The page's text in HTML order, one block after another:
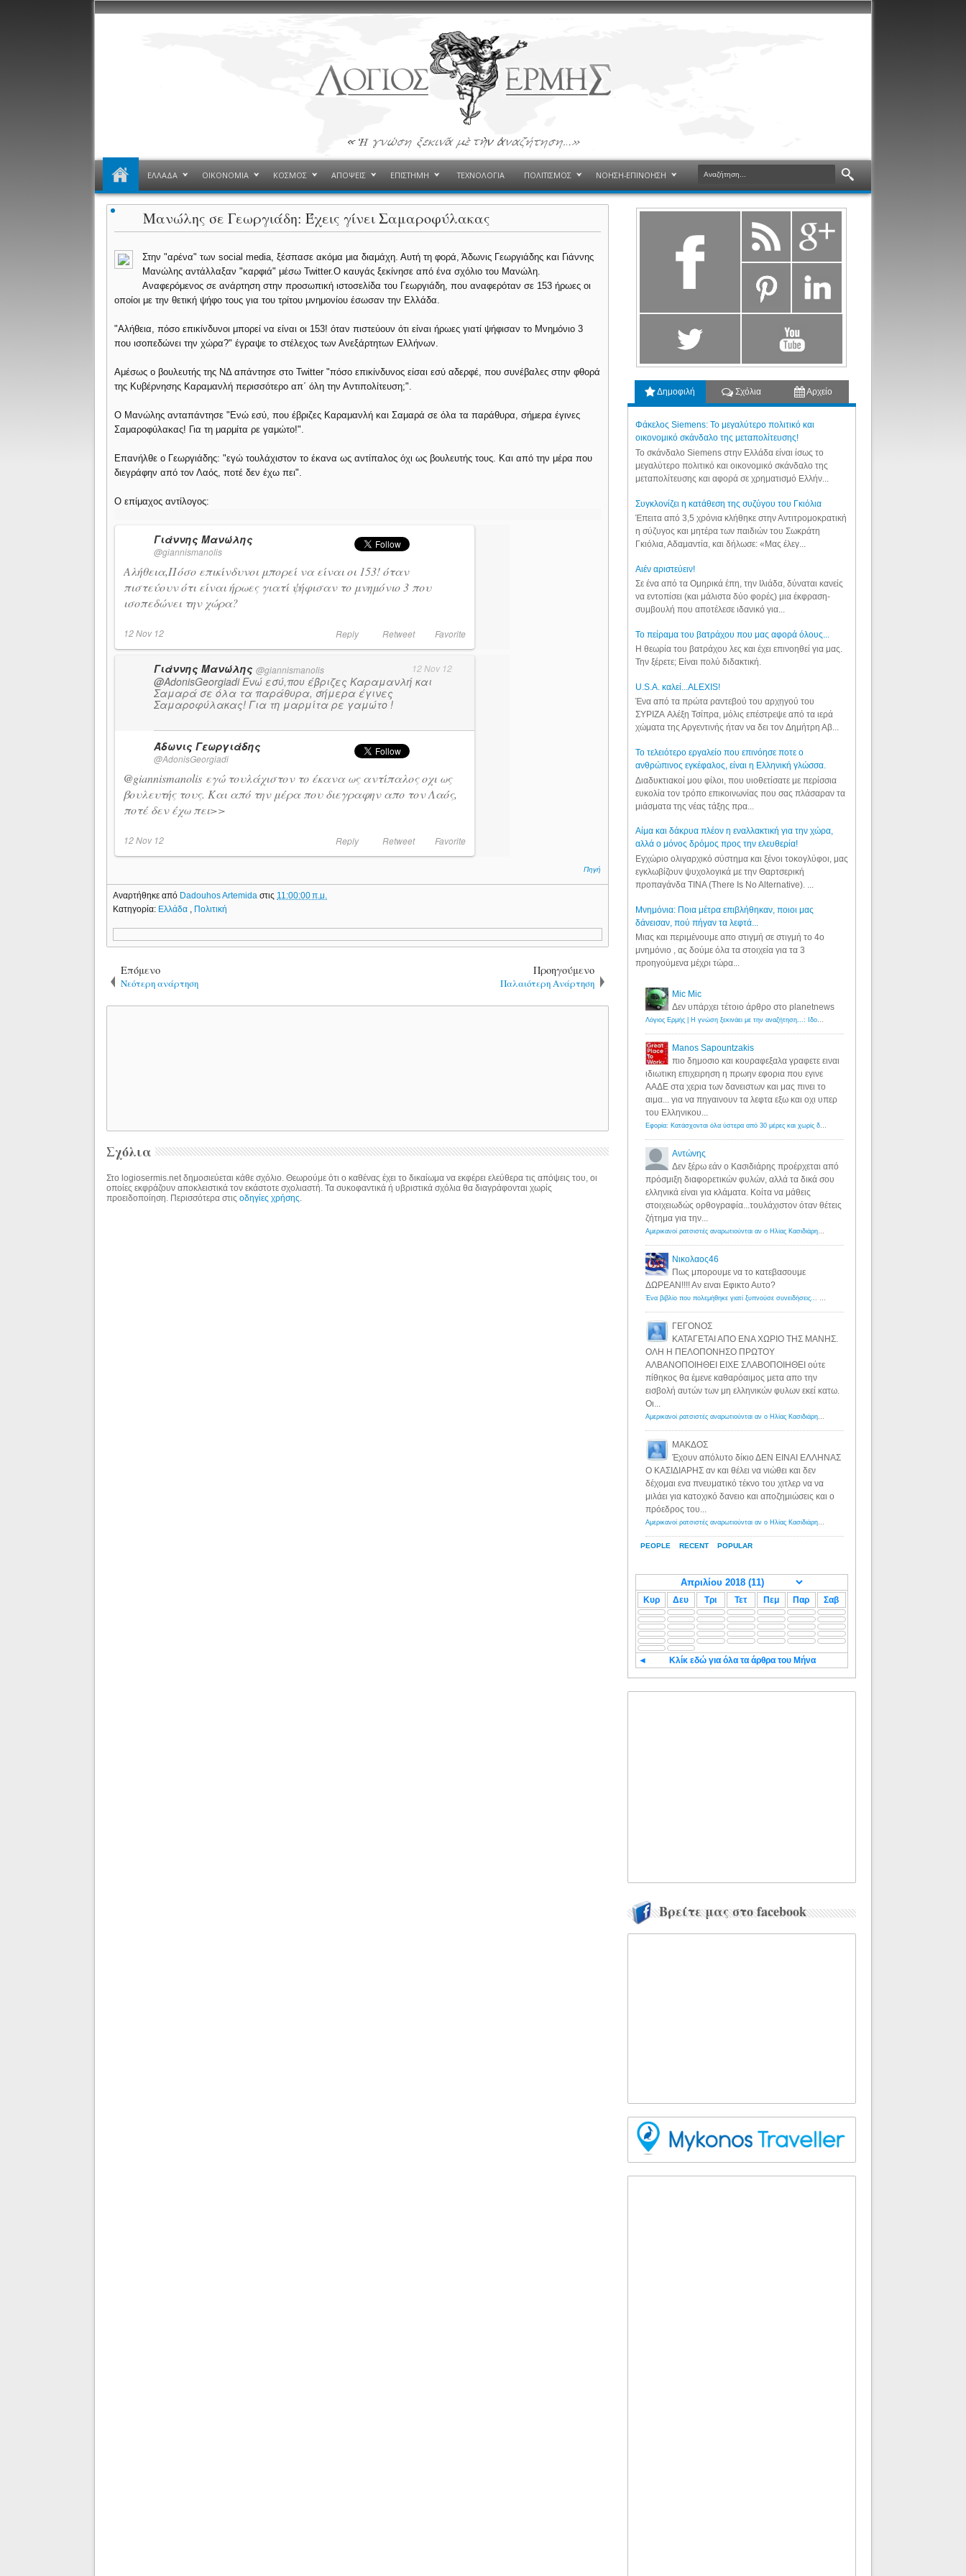
ΕΛΛΑΔΑ ΟΙΚΟΝΟΜΙΑ ΚΟΣΜΟΣ ΑΠΟΨΕΙΣ ΕΠΙΣΤΗΜΗ ΤΕΧΝΟΛΟΓΙΑ ΠΟΛΙΤΙΣΜΟΣ ΝΟΗΣΗ-ΕΠΙΝΟΗΣΗ
Μανώλης σε Γεωργιάδη: Έχεις γίνει Σαμαροφύλακας
Στην "αρένα" των social media, ξέσπασε ακόμα μια διαμάχη. Αυτή τη φορά, Άδωνις Γεωργιάδης και Γιάννης
Μανώλης αντάλλαξαν "καρφιά" μέσω Twitter.Ο καυγάς ξεκίνησε από ένα σχόλιο του Μανώλη.
Αναφερόμενος σε ανάρτηση στην προσωπική ιστοσελίδα του Γεωργιάδη, που αναφερόταν σε 153 ήρωες οι
οποίοι με την θετική ψήφο τους για του τρίτου μνημονίου έσωσαν την Ελλάδα.
"Αλήθεια, πόσο επικίνδυνοι μπορεί να είναι οι 153! όταν πιστεύουν ότι είναι ήρωες γιατί ψήφισαν το Μνημόνιο 3
που ισοπεδώνει την χώρα?" έγραψε το στέλεχος των Ανεξάρτητων Ελλήνων.
Αμέσως ο βουλευτής της ΝΔ απάντησε στο Twitter "πόσο επικίνδυνος είσαι εσύ αδερφέ, που συνέβαλες στην φθορά
της Κυβέρνησης Καραμανλή περισσότερο απ΄ όλη την Αντιπολίτευση;".
Ο Μανώλης ανταπάντησε "Ενώ εσύ, που έβριζες Καραμανλή και Σαμαρά σε όλα τα παράθυρα, σήμερα έγινες
Σαμαροφύλακας! Για τη μαρμίτα ρε γαμώτο!".
Επανήλθε ο Γεωργιάδης: "εγώ τουλάχιστον το έκανα ως αντίπαλος όχι ως βουλευτής τους. Και από την μέρα που
διεγράφην από τον Λαός, ποτέ δεν έχω πει".
Ο επίμαχος αντίλογος:
Γιάννης Μανώλης
@giannismanolis
Αλήθεια,Πόσο επικίνδυνοι μπορεί να είναι οι 153! όταν
πιστεύουν ότι είναι ήρωες γιατί ψήφισαν το μνημόνιο 3 που
ισοπεδώνει την χώρα?
12 Nov 12 Reply Retweet Favorite
Γιάννης Μανώλης @giannismanolis 12 Nov 12
@AdonisGeorgiadiΕνώ εσύ,που έβριζες Καραμανλή και
Σαμαρά σε όλα τα παράθυρα, σήμερα έγινες
Σαμαροφύλακας! Για τη μαρμίτα ρε γαμώτο !
Άδωνις Γεωργιάδης
@AdonisGeorgiadi
@giannismanolis εγώ τουλάχιστον το έκανα ως αντίπαλος οχι ως
βουλευτής τους. Και από την μέρα που διεγραφην απο τον Λαός,
ποτέ δεν έχω πει>>
12 Nov 12 Reply Retweet Favorite
Πηγή
Αναρτήθηκε από Dadouhos Artemidaστις 11:00:00 π.μ.
Κατηγορία: Ελλάδα Πολιτική
Επόμενο
Νεότερη ανάρτηση
Προηγούμενο
Παλαιότερη Ανάρτηση
Σχόλια
Στο logiosermis.net δημοσιεύεται κάθε σχόλιο. Θεωρούμε ότι ο καθένας έχει το δικαίωμα να εκφέρει ελεύθερα τις απόψεις του, οι
οποίες εκφράζουν αποκλειστικά τον εκάστοτε σχολιαστή. Τα συκοφαντικά ή υβριστικά σχόλια θα διαγράφονται χωρίς
προειδοποίηση. Περισσότερα στιςοδηγίες χρήσης
Δημοφιλή Σχόλια Αρχείο
Φάκελος Siemens: Το μεγαλύτερο πολιτικό και
οικονομικό σκάνδαλο της μεταπολίτευσης!
Το σκάνδαλο Siemens στην Ελλάδα είναι ίσως το
μεγαλύτερο πολιτικό και οικονομικό σκάνδαλο της
μεταπολίτευσης και αφορά σε χρηματισμό Ελλήν...
Συγκλονίζει η κατάθεση της συζύγου του Γκιόλια
Έπειτα από 3,5 χρόνια κλήθηκε στην Αντιτρομοκρατική
η σύζυγος και μητέρα των παιδιών του Σωκράτη
Γκιόλια, Αδαμαντία, και δήλωσε: «Μας έλεγ...
Aιέν αριστεύειν!
Σε ένα από τα Ομηρικά έπη, την Ιλιάδα, δύναται κανείς
να εντοπίσει (και μάλιστα δύο φορές) μια έκφραση-
συμβουλή που αποτέλεσε ιδανικό για...
Το πείραμα του βατράχου που μας αφορά όλους...
Η θεωρία του βατράχου λες και έχει επινοηθεί για μας.
Την ξέρετε; Είναι πολύ διδακτική.
U.S.A. καλεί...ALEXIS!
Ένα από τα πρώτα ραντεβού του αρχηγού του
ΣΥΡΙΖΑ Αλέξη Τσίπρα, μόλις επέστρεψε από τα ιερά
χώματα της Αργεντινής ήταν να δει τον Δημήτρη Αβ...
Το τελειότερο εργαλείο που επινόησε ποτε ο
ανθρώπινος εγκέφαλος, είναι η Ελληνική γλώσσα.
Διαδυκτιακοί μου φίλοι, που υιοθετίσατε με περίσσια
ευκολία τον τρόπο επικοινωνίας που σας πλάσαραν τα
μιάσματα της νέας τάξης πρα...
Αίμα και δάκρυα πλέον η εναλλακτική για την χώρα,
αλλά ο μόνος δρόμος προς την ελευθερία!
Εγχώριο ολιγαρχικό σύστημα και ξένοι τοκογλύφοι, μας
εγκλωβίζουν ψυχολογικά με την Θαρτσερική
προπαγάνδα TINA (There Is No Alternative). ...
Μνημόνια: Ποια μέτρα επιβλήθηκαν, ποιοι μας
δάνεισαν, πού πήγαν τα λεφτά...
Μιας και περιμένουμε απο στιγμή σε στιγμή το 4ο
μνημόνιο , ας δούμε όλα τα στοιχεία για τα 3
προηγούμενα μέχρι τώρα...
PEOPLE RECENT POPULAR
Mic Mic
Δεν υπάρχει τέτοιο άρθρο στο planetnews
Λόγιος Ερμής | Η γνώση ξεκινάει με την αναζήτηση...: Ιδού οι 18 που χρωστούν 11 δις ευρώ!
Manos Sapountzakis
πιο δημοσιο και κουραφεξαλα γραφετε ειναι
ιδιωτικη επιχειρηση η πρωην εφορια που εγινε
ΑΑΔΕ στα χερια των δανειστων και μας πινει το
αιμα... για να πηγαινουν τα λεφτα εξω και οχι υπερ
του Ελληνικου...
Εφορία: Κατάσχονται όλα ύστερα από 30 μέρες και χωρίς δικαστικές αποφάσεις - Λόγιος Ερμής
Αντώνης
Δεν ξέρω εάν ο Κασιδιάρης προέρχεται από
πρόσμιξη διαφορετικών φυλών, αλλά τα δικά σου
ελληνικά είναι για κλάματα. Κοίτα να μάθεις
στοιχειωδώς ορθογραφία...τουλάχιστον όταν θέτεις
ζήτημα για την...
Αμερικανοί ρατσιστές αναρωτιούνται αν ο Ηλίας Κασιδιάρης ανήκει στη λευκή φυλή... - Λόγιος Ερμής
Νικολαος46
Πως μπορουμε να το κατεβασουμε
ΔΩΡΕΑΝ!!!! Αν ειναι Εφικτο Αυτο?
Ένα βιβλίο που πολεμήθηκε γιατί ξυπνούσε συνειδήσεις... - Λόγιος Ερμής | Η γνώση ξεκινάει με την αναζήτηση...
ΓΕΓΟΝΟΣ
ΚΑΤΑΓΕΤΑΙ ΑΠΟ ΕΝΑ ΧΩΡΙΟ ΤΗΣ ΜΑΝΗΣ.
ΟΛΗ Η ΠΕΛΟΠΟΝΗΣΟ ΠΡΩΤΟΥ
ΑΛΒΑΝΟΠΟΙΗΘΕΙ ΕΙΧΕ ΣΛΑΒΟΠΟΙΗΘΕΙ ούτε
πίθηκος θα έμενε καθαρόαιμος μετα απο την
εισβολή αυτών των μη ελληνικών φυλων εκεί κατω.
Οι...
Αμερικανοί ρατσιστές αναρωτιούνται αν ο Ηλίας Κασιδιάρης ανήκει στη λευκή φυλή... - Λόγιος Ερμής
ΜΑΚΔΟΣ
Έχουν απόλυτο δίκιο ΔΕΝ ΕΙΝΑΙ ΕΛΛΗΝΑΣ
Ο ΚΑΣΙΔΙΑΡΗΣ αν και θέλει να νιώθει και δεν
δέχομαι ενα πνευματικό τέκνο του χιτλερ να να
μιλάει για κατοχικό δανειο και αποζημιώσεις και ο
πρόεδρος του...
Αμερικανοί ρατσιστές αναρωτιούνται αν ο Ηλίας Κασιδιάρης ανήκει στη λευκή φυλή... - Λόγιος Ερμής
Κυρ Δευ Τρι Τετ Πεμ Παρ Σαβ
◄ Κλίκ εδώ για όλα τα άρθρα του Μήνα
Βρείτε μας στο facebook